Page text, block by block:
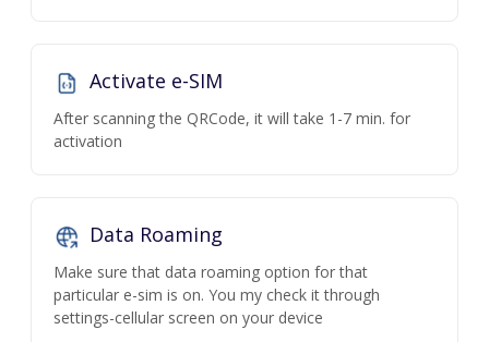
Activate e-SIM
After scanning the QRCode, it will take 1-7 min. for
activation
Data Roaming
Make sure that data roaming option for that
particular e-sim is on. You my check it through
settings-cellular screen on your device